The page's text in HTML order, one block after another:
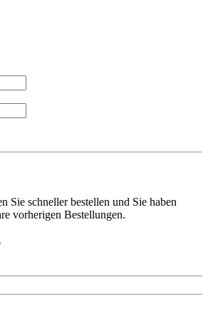
Sie schneller bestellen und Sie haben
vorherigen Bestellungen.